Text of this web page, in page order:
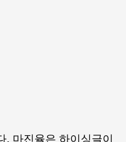
마진율은 하이싱글이